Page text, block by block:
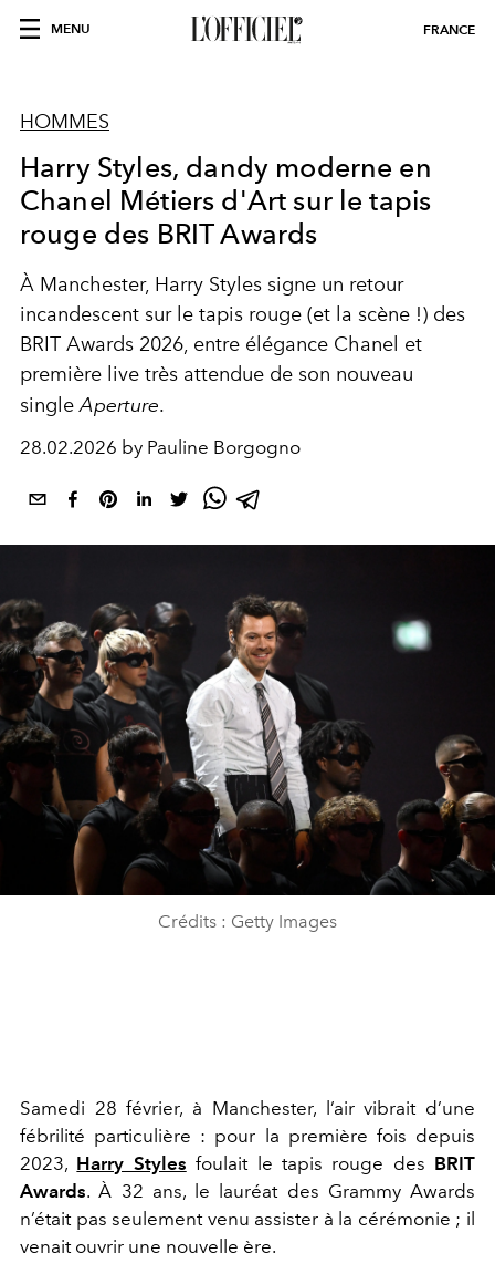
MENU FRANCE
HOMMES
Harry Styles, dandy moderne en
Chanel Métiers d'Art sur le tapis
rouge des BRIT Awards
À Manchester, Harry Styles signe un retour
incandescent sur le tapis rouge (et la scène !) des
BRIT Awards 2026, entre élégance Chanel et
première live très attendue de son nouveau
singleAperture.
28.02.2026 by Pauline Borgogno
Crédits : Getty Images
Samedi 28 février, à Manchester, l’air vibrait d’une
fébrilité particulière : pour la première fois depuis
2023, Harry Styles foulait le tapis rouge des BRIT
Awards. À 32 ans, le lauréat des Grammy Awards
n’était pas seulement venu assister à la cérémonie ; il
venait ouvrir une nouvelle ère.